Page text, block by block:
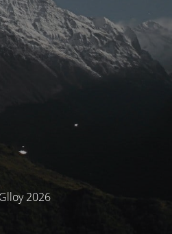
2026